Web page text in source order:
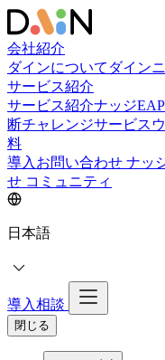
会社紹介
ダインについて ダイン
サービス紹介
サービス紹介ナッジ
断チャレンジサービス
料
導入お問い合わせ ナッ
せ コミュニティ
日本語
導入相談
閉じる